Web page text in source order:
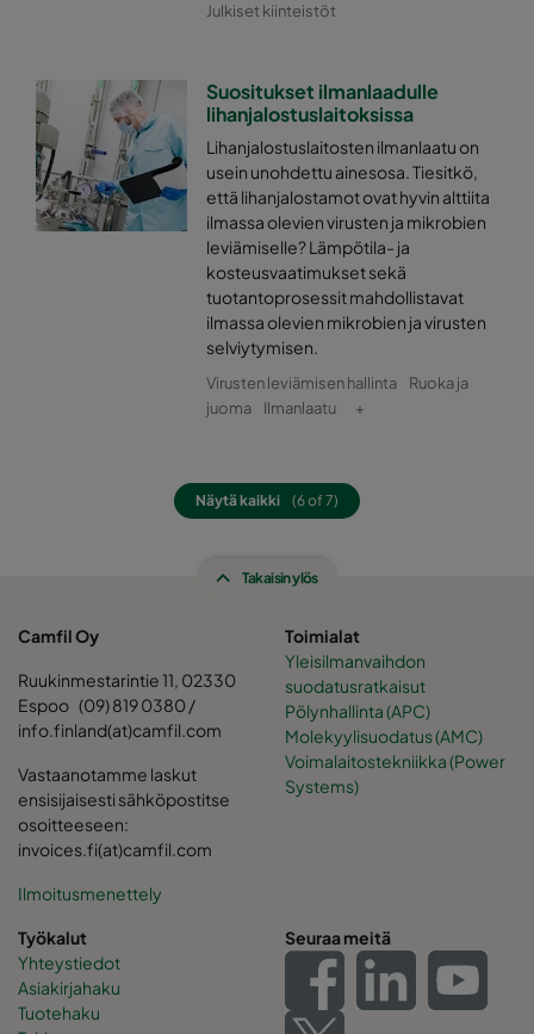
0185 592x592x640-10 ePM1 85%
0185 490x592x640-8 ePM1 85% F9
0185 287x592x640-5 ePM1 85% F9
0185 592x490x640-10 ePM1 85%
0185 490x490x640-8 ePM1 85%
0185 592x287x640-10 ePM1 85%
0185 287x287x640-5 ePM1 85%
ePM1 85%
0185 490x490x520-8 ePM1 85% F9
0185 592x287x520-10 ePM1 85%
0185 287x287x520-5
Julkiset kiinteistöt
Suositukset ilmanlaadulle
lihanjalostuslaitoksissa
Lihanjalostuslaitosten ilmanlaatu on
usein unohdettu ainesosa. Tiesitkö,
että lihanjalostamot ovat hyvin alttiita
ilmassa olevien virusten ja mikrobien
leviämiselle? Lämpötila- ja
kosteusvaatimukset sekä
tuotantoprosessit mahdollistavat
ilmassa olevien mikrobien ja virusten
selviytymisen.
Virusten leviämisen hallinta
Ruoka ja
juoma
Ilmanlaatu +
Näytä kaikki (6 of 7)
Takaisin ylös
Camfil Oy
Ruukinmestarintie 11, 02330
Espoo (09) 819 0380 /
info.finland(at)camfil.com
Vastaanotamme laskut
ensisijaisesti sähköpostitse
osoitteeseen:
invoices.fi(at)camfil.com
Ilmoitusmenettely
Toimialat
Yleisilmanvaihdon
suodatusratkaisut
Pölynhallinta (APC)
Molekyylisuodatus (AMC)
Voimalaitostekniikka (Power
Systems)
Työkalut
Yhteystiedot
Asiakirjahaku
Tuotehaku
Seuraa meitä